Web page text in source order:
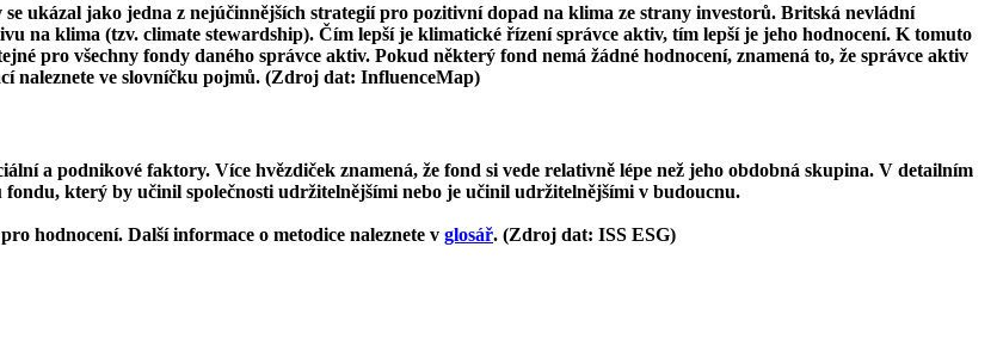
ukázal jako jedna z nejúčinnějších strategií pro pozitivní dopad na klima ze strany investorů. Britská nevládní
na klima (tzv. climate stewardship). Čím lepší je klimatické řízení správce aktiv, tím lepší je jeho hodnocení. K tomuto
pro všechny fondy daného správce aktiv. Pokud některý fond nemá žádné hodnocení, znamená to, že správce aktiv
naleznete ve slovníčku pojmů. (Zdroj dat: InfluenceMap)
a podnikové faktory. Více hvězdiček znamená, že fond si vede relativně lépe než jeho obdobná skupina. V detailním
který by učinil společnosti udržitelnějšími nebo je učinil udržitelnějšími v budoucnu.
hodnocení. Další informace o metodice naleznete v glosář. (Zdroj dat: ISS ESG)